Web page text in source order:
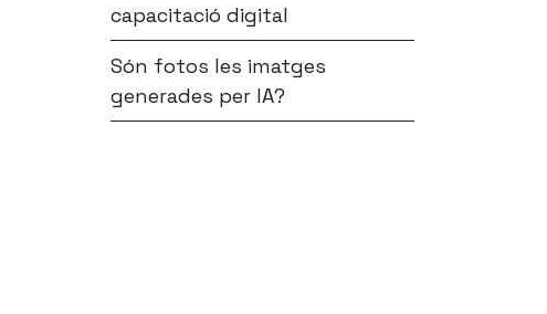
capacitació digital
Són fotos les imatges
generades per IA?